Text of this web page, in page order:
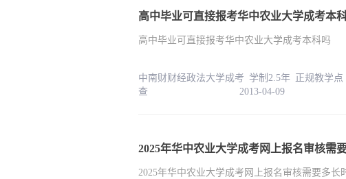
高中毕业可直接报考华中农业大学成考本
高中毕业可直接报考华中农业大学成考本科吗
中南财财经政法大学成考 学制2.5年 正规教学点
查 2013-04-09
2025年华中农业大学成考网上报名审核需要多长